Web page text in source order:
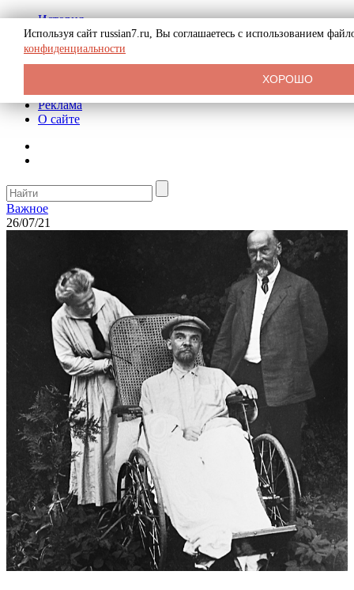
История
Биография
Криминал
СССР
Реклама
О сайте
Важное
26/07/21
Используя сайт russian7.ru, Вы соглашаетесь с использованием
конфиденциальности
ХОРОШО